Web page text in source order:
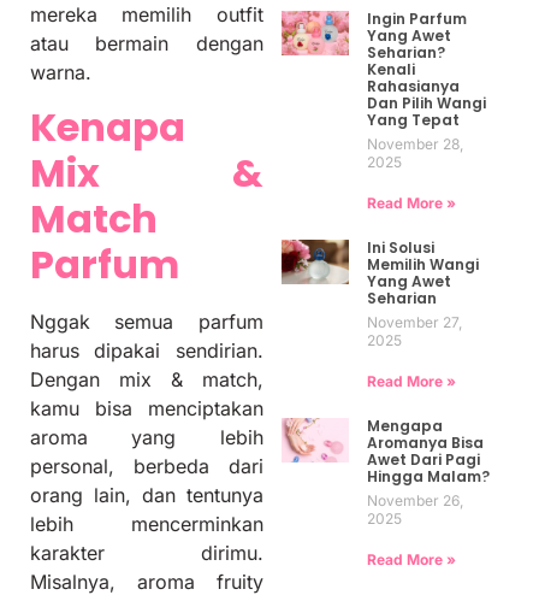
mereka memilih outfit
atau bermain dengan
warna.
Kenapa
Mix &
Match
Parfum
Nggak semua parfum
harus dipakai sendirian.
Dengan mix & match,
kamu bisa menciptakan
aroma yang lebih
personal, berbeda dari
orang lain, dan tentunya
lebih mencerminkan
karakter dirimu.
Misalnya, aroma fruity
Ingin Parfum
Yang Awet
Seharian?
Kenali
Rahasianya
Dan Pilih Wangi
Yang Tepat
November 28,
2025
Read More »
Ini Solusi
Memilih Wangi
Yang Awet
Seharian
November 27,
2025
Read More »
Mengapa
Aromanya Bisa
Awet Dari Pagi
Hingga Malam?
November 26,
2025
Read More »